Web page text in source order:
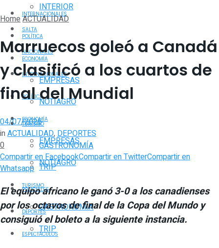
INTERNACIONALES
POLÍTICA
ECONOMÍA
EMPRESAS
NOTIAGRO
TURISMO
GASTRONOMÍA
TRIP
POLICIALES
DEPORTES
ESPECTÁCULOS
INTERIOR
SALTA
NACIONALES
INTERNACIONALES
POLÍTICA
ECONOMÍA
EMPRESAS
NOTIAGRO
TURISMO
GASTRONOMÍA
TRIP
HomeACTUALIDAD
Marruecos goleó a Canadá
y clasificó a los cuartos de
final del Mundial
04/07/2026
inACTUALIDAD,DEPORTES
0
Compartir en FacebookCompartir en TwitterCompartir en
Whatsapp
El equipo africano le ganó 3-0 a los canadienses
por los octavos de final de la Copa del Mundo y
consiguió el boleto a la siguiente instancia.